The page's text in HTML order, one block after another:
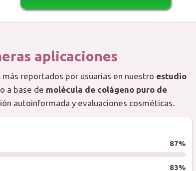
aplicaciones
más reportados por usuarias en nuestro estudio
a base de molécula de colágeno puro de
autoinformada y evaluaciones cosméticas.
87%
83%